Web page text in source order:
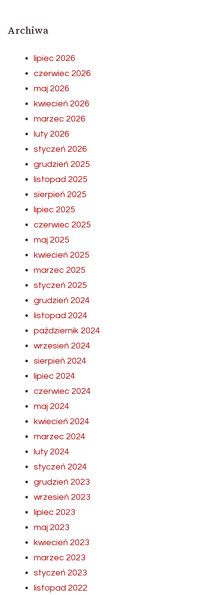
Archiwa
lipiec 2026
czerwiec 2026
maj 2026
kwiecień 2026
marzec 2026
luty 2026
styczeń 2026
grudzień 2025
listopad 2025
sierpień 2025
lipiec 2025
czerwiec 2025
maj 2025
kwiecień 2025
marzec 2025
styczeń 2025
grudzień 2024
listopad 2024
październik 2024
wrzesień 2024
sierpień 2024
lipiec 2024
czerwiec 2024
maj 2024
kwiecień 2024
marzec 2024
luty 2024
styczeń 2024
grudzień 2023
wrzesień 2023
lipiec 2023
maj 2023
kwiecień 2023
marzec 2023
styczeń 2023
listopad 2022